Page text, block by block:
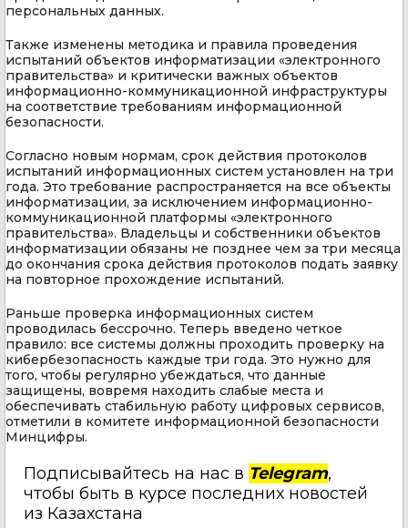
персональных данных.
Также изменены методика и правила проведения
испытаний объектов информатизации «электронного
правительства» и критически важных объектов
информационно-коммуникационной инфраструктуры
на соответствие требованиям информационной
безопасности.
Согласно новым нормам, срок действия протоколов
испытаний информационных систем установлен на три
года. Это требование распространяется на все объекты
информатизации, за исключением информационно-
коммуникационной платформы «электронного
правительства». Владельцы и собственники объектов
информатизации обязаны не позднее чем за три месяца
до окончания срока действия протоколов подать заявку
на повторное прохождение испытаний.
Раньше проверка информационных систем
проводилась бессрочно. Теперь введено четкое
правило: все системы должны проходить проверку на
кибербезопасность каждые три года. Это нужно для
того, чтобы регулярно убеждаться, что данные
защищены, вовремя находить слабые места и
обеспечивать стабильную работу цифровых сервисов,
отметили в комитете информационной безопасности
Минцифры.
Подписывайтесь на нас в Telegram,
чтобы быть в курсе последних новостей
из Казахстана